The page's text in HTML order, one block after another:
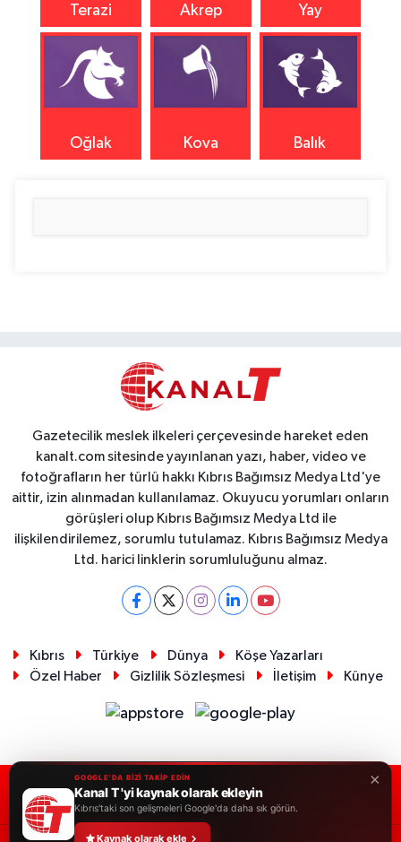
Terazi Akrep Yay
Oğlak Kova Balık
Gazetecilik meslek ilkeleri çerçevesinde hareket eden
kanalt.com sitesinde yayınlanan yazı, haber, video ve
fotoğrafların her türlü hakkı Kıbrıs Bağımsız Medya Ltd'ye
aittir, izin alınmadan kullanılamaz. Okuyucu yorumları onların
görüşleri olup Kıbrıs Bağımsız Medya Ltd ile
ilişkilendirilemez, sorumlu tutulamaz. Kıbrıs Bağımsız Medya
Ltd. harici linklerin sorumluluğunu almaz.
Kıbrıs Türkiye Dünya
Köşe Yazarları
Özel Haber
Gizlilik Sözleşmesi İletişim Künye
RSS Copyright © 2026. Her hakkı saklıdır.
×
GOOGLE'DA BİZİ TAKİP EDİN
Kanal T 'yi kaynak olarak ekleyin
Kıbrıs'taki son gelişmeleri Google'da daha sık görün.
Kaynak olarak ekle